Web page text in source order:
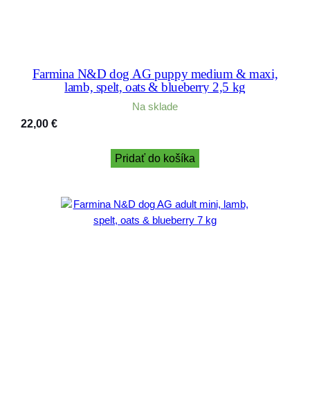
Farmina N&D dog AG puppy medium & maxi,
lamb, spelt, oats & blueberry 2,5 kg
Na sklade
22,00 €
Pridať do košíka